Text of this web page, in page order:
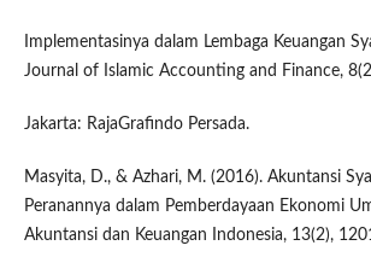
Implementasinya dalam Lembaga Keuangan
Journal of Islamic Accounting and Finance,
Jakarta: RajaGrafindo Persada.
Masyita, D., & Azhari, M. (2016). Akuntansi
Peranannya dalam Pemberdayaan Ekonomi
Akuntansi dan Keuangan Indonesia, 13(2),